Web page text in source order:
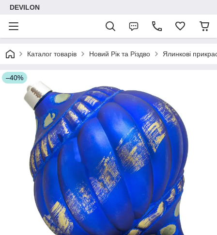
DEVILON
Каталог товарів Новий Рік та Різдво Ялинкові
–40%